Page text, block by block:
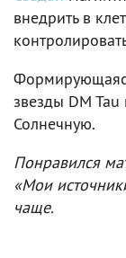
внедрить в
звезды DM
Солнечную.
Понравился
«Мои
чаще.